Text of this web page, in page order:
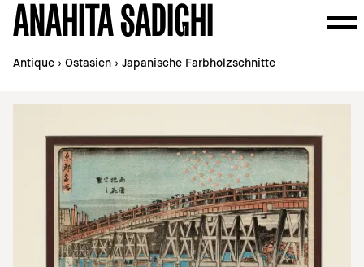
ANAHITA SADIGHI
Antique › Ostasien › Japanische Farbholzschnitte